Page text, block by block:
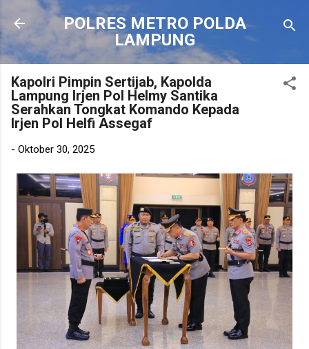
Langsung ke konten utama
POLRES METRO POLDA
LAMPUNG
Kapolri Pimpin Sertijab, Kapolda
Lampung Irjen Pol Helmy Santika
Serahkan Tongkat Komando Kepada
Irjen Pol Helfi Assegaf
- Oktober 30, 2025